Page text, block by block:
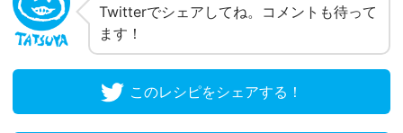
Twitterでシェアしてね。コメントも待って
ます！
このレシピをシェアする！